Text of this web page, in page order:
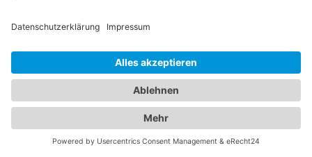
Jetzt Augenarzt finden!